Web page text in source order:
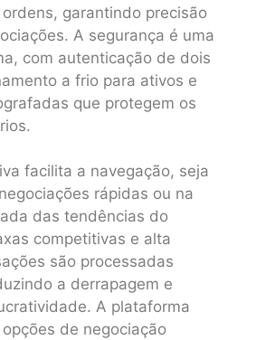
garantindo precisão
A segurança é uma
com autenticação de dois
a frio para ativos e
que protegem os
facilita a navegação, seja
rápidas ou na
das tendências do
competitivas e alta
são processadas
a derrapagem e
A plataforma
de negociação